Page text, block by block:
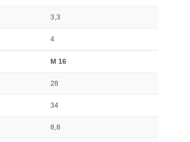
3,3
4
M 16
28
34
8,8